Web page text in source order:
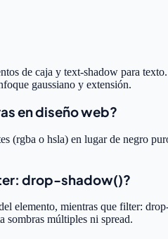
de caja y text-shadow para
gaussiano y extensión.
en diseño web?
(rgba o hsla) en lugar de negro
drop-shadow()?
elemento, mientras que filter:
sombras múltiples ni spread.